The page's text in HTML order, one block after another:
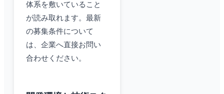
体系を敷いていること
が読み取れます。最新
の募集条件について
は、企業へ直接お問い
合わせください。